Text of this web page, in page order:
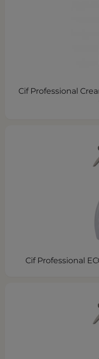
Cif Professional
Cif Professional